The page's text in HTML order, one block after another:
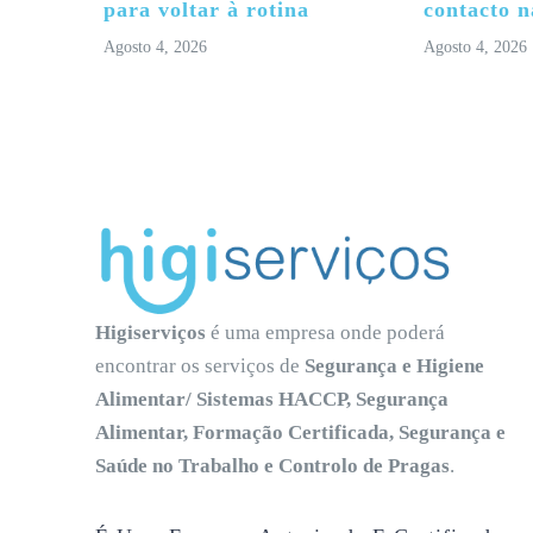
para voltar à rotina
Agosto 4, 2026
contacto
Agosto 4, 2026
Higiserviços é uma empresa onde poderá
encontrar os serviços de Segurança e Higiene
Alimentar/ Sistemas HACCP, Segurança
Alimentar, Formação Certificada, Segurança e
Saúde no Trabalho e Controlo de Pragas.